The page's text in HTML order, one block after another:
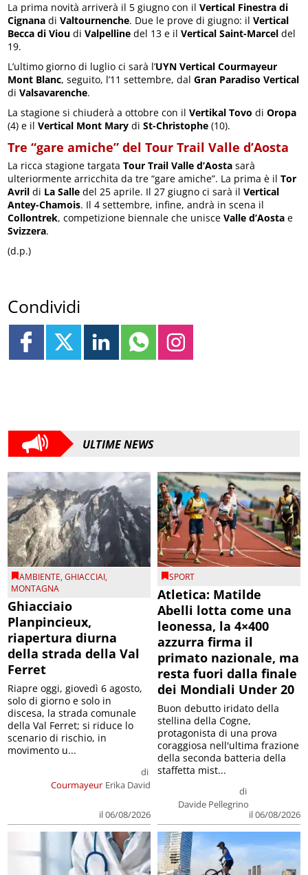
La prima novità arriverà il 5 giugno con ilVertical Finestra di
CignanadiValtournenche. Due le prove di giugno: ilVertical
Becca di Viou diValpelline del 13 e ilVertical Saint-Marcel del
19.
L’ultimo giorno di luglio ci sarà l’UYN Vertical Courmayeur
Mont Blanc, seguito, l’11 settembre, dalGran Paradiso Vertical
diValsavarenche.
La stagione si chiuderà a ottobre con ilVertikal Tovo diOropa
(4) e ilVertical Mont Mary diSt-Christophe (10).
Tre “gare amiche” del Tour Trail Valle d’Aosta
La ricca stagione targataTour Trail Valle d’Aosta sarà
ulteriormente arricchita da tre “gare amiche”. La prima è ilTor
Avril di La Salle del 25 aprile. Il 27 giugno ci sarà ilVertical
Antey-Chamois. Il 4 settembre, infine, andrà in scena il
Collontrek, competizione biennale che unisceValle d’Aosta e
Svizzera.
(d.p.)
Condividi
ULTIME NEWS
AMBIENTE,GHIACCIAI,
MONTAGNA
Ghiacciaio
Planpincieux,
riapertura diurna
della strada della Val
Ferret
Courmayeur
di
Erika David
il 06/08/2026
Riapre oggi, giovedì 6 agosto,
solo di giorno e solo in
discesa, la strada comunale
della Val Ferret; si riduce lo
scenario di rischio, in
movimento u...
SPORT
Atletica: Matilde
Abelli lotta come una
leonessa, la 4×400
azzurra firma il
primato nazionale, ma
resta fuori dalla finale
dei Mondiali Under 20
di
Davide Pellegrino
il 06/08/2026
Buon debutto iridato della
stellina della Cogne,
protagonista di una prova
coraggiosa nell'ultima frazione
della seconda batteria della
staffetta mist...